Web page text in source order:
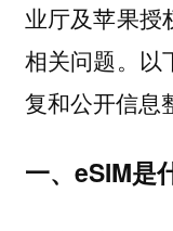
业厅及苹果授
相关问题。以
复和公开信息
一、eSIM是